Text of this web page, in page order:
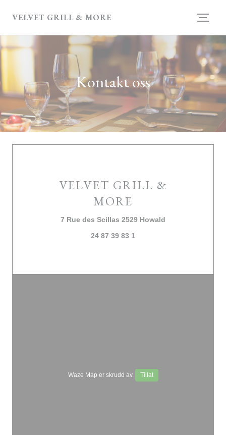
VELVET GRILL & MORE
Kontakt oss
VELVET GRILL &
MORE
7 Rue des Scillas 2529 Howald
24 87 39 83 1
Waze Map er skrudd av. Tillat